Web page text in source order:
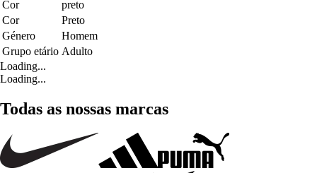
Cor
preto
Cor
Preto
Género
Homem
Grupo etário Adulto
Loading...
Loading...
Todas as nossas marcas